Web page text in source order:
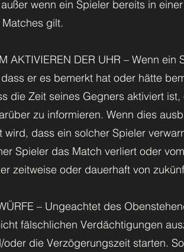
wenn ein Spieler bereits in
gilt.
AKTIVIEREN DER UHR – Wenn
er es bemerkt hat oder hätte
die Zeit seines Gegners aktiviert
zu informieren. Wenn dies
wird, dass ein solcher Spieler
Spieler das Match verliert oder
zeitweise oder dauerhaft von
– Ungeachtet des
fälschlichen Verdächtigungen
oder die Verzögerungszeit starten.